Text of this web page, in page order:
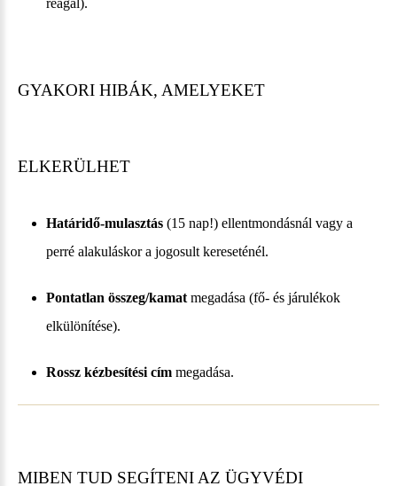
reagál).
GYAKORI HIBÁK, AMELYEKET
ELKERÜLHET
Határidő-mulasztás (15 nap!) ellentmondásnál vagy a
perré alakuláskor a jogosult kereseténél.
Pontatlan összeg/kamat megadása (fő- és járulékok
elkülönítése).
Rossz kézbesítési cím megadása.
MIBEN TUD SEGÍTENI AZ ÜGYVÉDI